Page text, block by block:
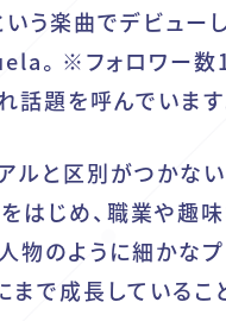
いう楽曲でデビュ
。※フォロワー数
話題を呼んでいます
ルと区別がつかな
はじめ、職業や趣
物のように細かな
で成長しているこ